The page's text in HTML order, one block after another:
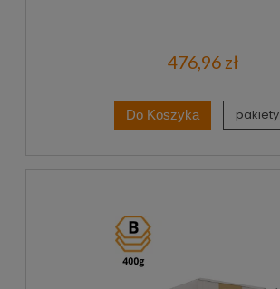
476,96 zł
Do Koszyka pakiety